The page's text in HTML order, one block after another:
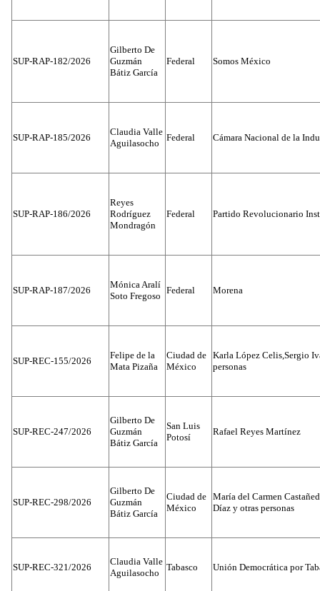
SUP-RAP-182/2026
Gilberto De
Guzmán
Bátiz García
Federal Somos México
SUP-RAP-185/2026
Claudia Valle
Aguilasocho
Federal Cámara Nacional de la
SUP-RAP-186/2026
Reyes
Rodríguez
Mondragón
Federal Partido Revolucionario
SUP-RAP-187/2026
Mónica Aralí
Soto Fregoso
Federal Morena
SUP-REC-155/2026
Felipe de la
Mata Pizaña
Ciudad de
México
Karla López Celis,Sergio
personas
SUP-REC-247/2026
Gilberto De
Guzmán
Bátiz García
San Luis
Potosí
Rafael Reyes Martínez
SUP-REC-298/2026
Gilberto De
Guzmán
Bátiz García
Ciudad de
México
María del Carmen
Díaz y otras personas
SUP-REC-321/2026
Claudia Valle
Aguilasocho
Tabasco Unión Democrática por